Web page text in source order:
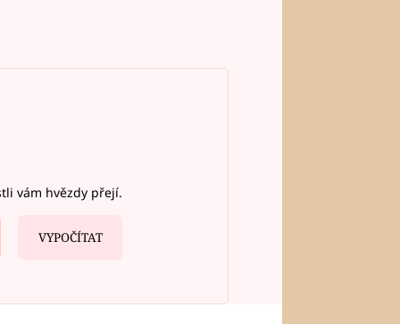
vám hvězdy přejí.
VYPOČÍTAT